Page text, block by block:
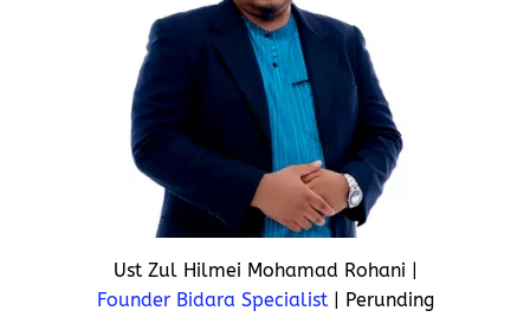
Ust Zul Hilmei Mohamad Rohani |
Founder Bidara Specialist| Perunding